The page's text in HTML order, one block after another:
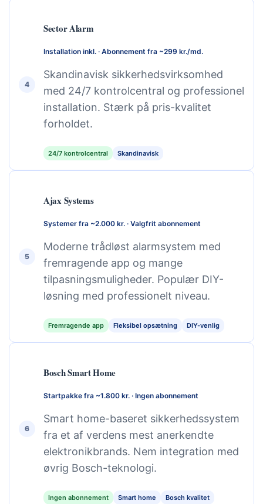
4
Sector Alarm
Installation inkl. · Abonnement fra ~299 kr./md.
Skandinavisk sikkerhedsvirksomhed
med 24/7 kontrolcentral og professionel
installation. Stærk på pris-kvalitet
forholdet.
24/7 kontrolcentral Skandinavisk
5
Ajax Systems
Systemer fra ~2.000 kr. · Valgfrit abonnement
Moderne trådløst alarmsystem med
fremragende app og mange
tilpasningsmuligheder. Populær DIY-
løsning med professionelt niveau.
Fremragende app Fleksibel opsætning DIY-venlig
6
Bosch Smart Home
Startpakke fra ~1.800 kr. · Ingen abonnement
Smart home-baseret sikkerhedssystem
fra et af verdens mest anerkendte
elektronikbrands. Nem integration med
øvrig Bosch-teknologi.
Ingen abonnement Smart home Bosch kvalitet